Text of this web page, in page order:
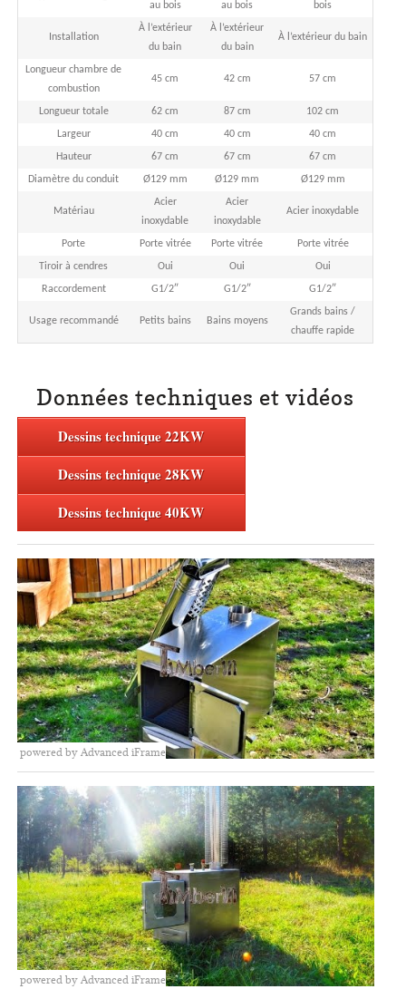
au bois
au bois
bois
Installation
À l’extérieur
du bain
À l’extérieur
du bain
À l’extérieur du bain
Longueur chambre de
combustion
45 cm 42 cm 57 cm
Longueur totale 62 cm 87 cm 102 cm
Largeur 40 cm 40 cm 40 cm
Hauteur 67 cm 67 cm 67 cm
Diamètre du conduit Ø129 mm Ø129 mm Ø129 mm
Matériau
Acier
inoxydable
Acier
inoxydable
Acier inoxydable
Porte Porte vitrée Porte vitrée Porte vitrée
Tiroir à cendres Oui Oui Oui
Raccordement G1/2″ G1/2″ G1/2″
Usage recommandé Petits bains Bains moyens
Grands bains /
chauffe rapide
Données techniques et vidéos
Dessins technique 22KW
Dessins technique 28KW
Dessins technique 40KW
powered by Advanced iFrame
powered by Advanced iFrame